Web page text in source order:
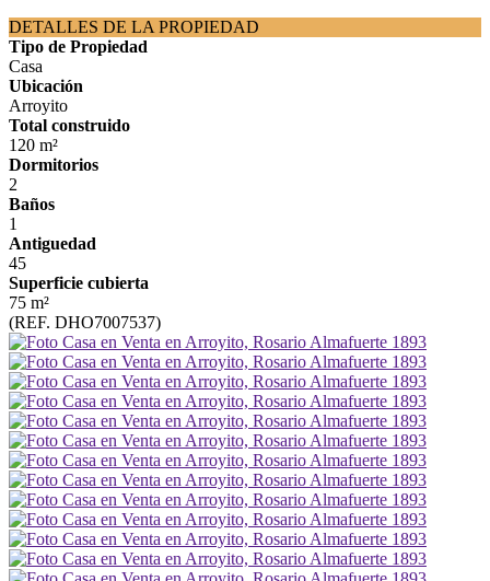
DETALLES DE LA PROPIEDAD
Tipo de Propiedad
Casa
Ubicación
Arroyito
Total construido
120 m²
Dormitorios
2
Baños
1
Antiguedad
45
Superficie cubierta
75 m²
(REF. DHO7007537)